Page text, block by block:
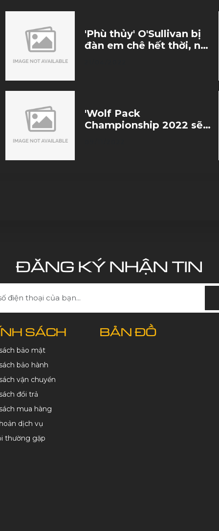
'Phù thủy' O'Sullivan bị
đàn em chê hết thời, nên
'Wolf Pack
Championship 2022 sẽ
ĐĂNG KÝ NHẬN TIN
SÁCH
bảo mật
bảo hành
vận chuyển
đổi trả
mua hàng
dịch vụ
thường gặp
BẢN ĐỒ